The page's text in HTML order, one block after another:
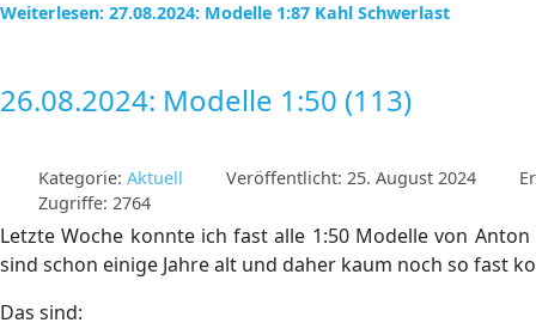
Weiterlesen: 27.08.2024: Modelle 1:87 Kahl Schwerlast
26.08.2024: Modelle 1:50 (113)
Kategorie: Aktuell Veröffentlicht: 25. August 2024
Zugriffe: 2764
Letzte Woche konnte ich fast alle 1:50 Modelle von
sind schon einige Jahre alt und daher kaum noch so fast
Das sind: